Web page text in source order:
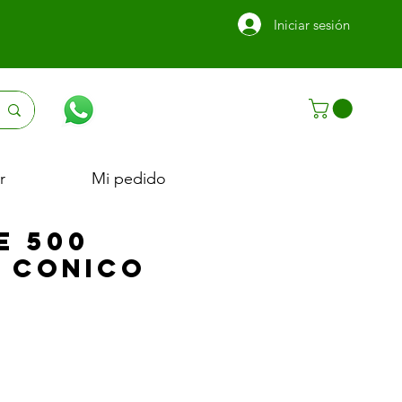
Iniciar sesión
Mi pedido
500